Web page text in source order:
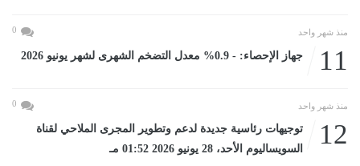
منذ شهر واحد 0
11 جهاز الإحصاء: - 0.9% معدل التضخم الشهرى لشهر يونيو 2026
منذ شهر واحد 0
12
توجيهات رئاسية جديدة لدعم وتطوير المجرى الملاحي لقناة
السويساليوم الأحد، 28 يونيو 2026 01:52 مـ